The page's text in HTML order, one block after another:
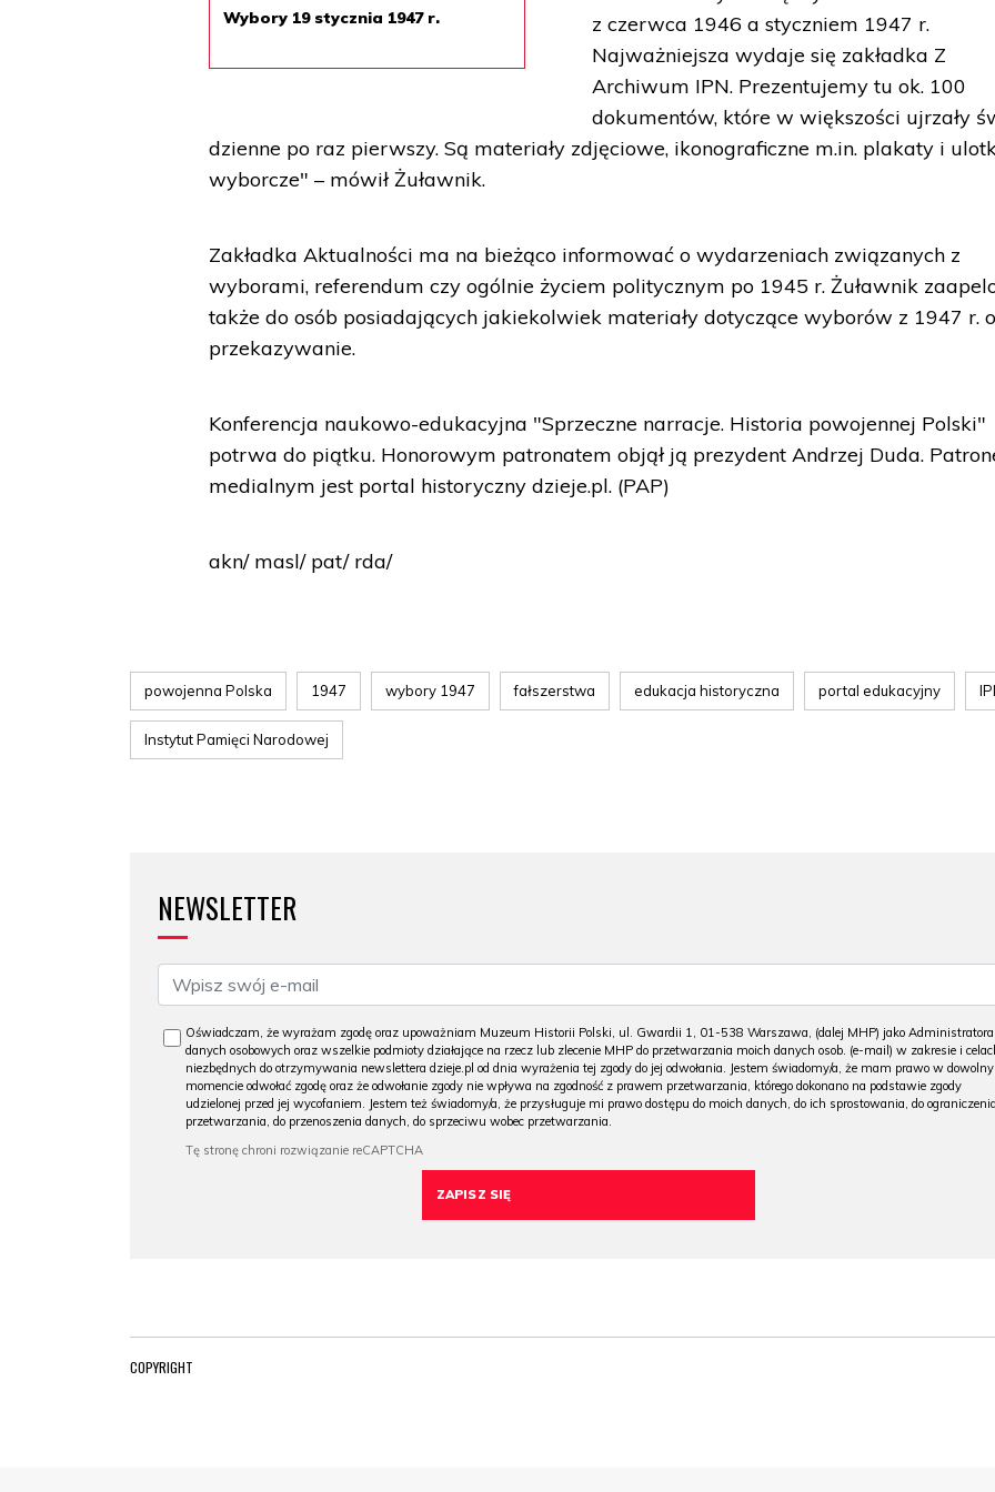
Wybory 19 stycznia 1947 r.
z czerwca 1946 a styczniem 1947 r.
Najważniejsza wydaje się zakładka Z
Archiwum IPN. Prezentujemy tu ok. 100
dokumentów, które w większości ujrzały
dzienne po raz pierwszy. Są materiały zdjęciowe, ikonograficzne m.in. plakaty i
wyborcze" – mówił Żuławnik.
Zakładka Aktualności ma na bieżąco informować o wydarzeniach związanych z
wyborami, referendum czy ogólnie życiem politycznym po 1945 r. Żuławnik
także do osób posiadających jakiekolwiek materiały dotyczące wyborów z 1947 r.
przekazywanie.
Konferencja naukowo-edukacyjna "Sprzeczne narracje. Historia powojennej Polski"
potrwa do piątku. Honorowym patronatem objął ją prezydent Andrzej Duda.
medialnym jest portal historyczny dzieje.pl. (PAP)
akn/ masl/ pat/ rda/
powojenna Polska 1947 wybory 1947 fałszerstwa edukacja historyczna portal edukacyjny
Instytut Pamięci Narodowej
NEWSLETTER
Oświadczam, że wyrażam zgodę oraz upoważniam Muzeum Historii Polski, ul. Gwardii 1, 01-538 Warszawa, (dalej MHP) jako Administratora
danych osobowych oraz wszelkie podmioty działające na rzecz lub zlecenie MHP do przetwarzania moich danych osob. (e-mail) w zakresie i
niezbędnych do otrzymywania newslettera dzieje.pl od dnia wyrażenia tej zgody do jej odwołania. Jestem świadomy/a, że mam prawo w
momencie odwołać zgodę oraz że odwołanie zgody nie wpływa na zgodność z prawem przetwarzania, którego dokonano na podstawie zgody
udzielonej przed jej wycofaniem. Jestem też świadomy/a, że przysługuje mi prawo dostępu do moich danych, do ich sprostowania, do
przetwarzania, do przenoszenia danych, do sprzeciwu wobec przetwarzania.
COPYRIGHT